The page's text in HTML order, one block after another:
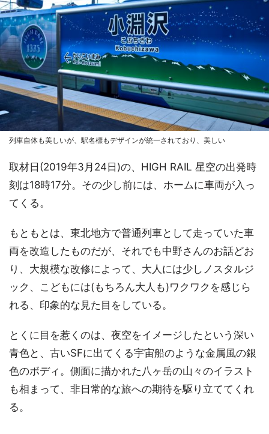
列車自体も美しいが、駅名標もデザインが統一されており、美しい
取材日(2019年3月24日)の、HIGH RAIL 星空の出発時
刻は18時17分。その少し前には、ホームに車両が入っ
てくる。
もともとは、東北地方で普通列車として走っていた車
両を改造したものだが、それでも中野さんのお話どお
り、大規模な改修によって、大人には少しノスタルジ
ック、こどもには(もちろん大人も)ワクワクを感じら
れる、印象的な見た目をしている。
とくに目を惹くのは、夜空をイメージしたという深い
青色と、古いSFに出てくる宇宙船のような金属風の銀
色のボディ。側面に描かれた八ヶ岳の山々のイラスト
も相まって、非日常的な旅への期待を駆り立ててくれ
る。